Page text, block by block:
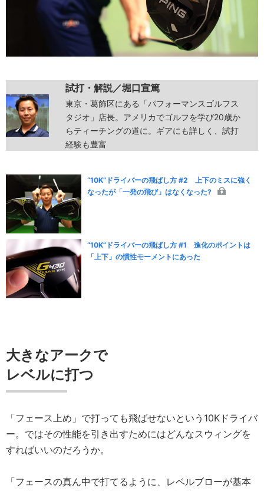
試打・解説／堀口宣篤
東京・葛飾区にある「パフォーマンスゴルフス
タジオ」店長。アメリカでゴルフを学び20歳か
らティーチングの道に。ギアにも詳しく、試打
経験も豊富
“10K”ドライバーの飛ばし方 #2 上下のミスに強く
なったが「一発の飛び」はなくなった?
“10K”ドライバーの飛ばし方 #1 進化のポイントは
「上下」の慣性モーメントにあった
大きなアークで
レベルに打つ
「フェース上め」で打っても飛ばせないという10Kドライバ
ー。ではその性能を引き出すためにはどんなスウィングを
すればいいのだろうか。
「フェースの真ん中で打てるように、レベルブローが基本